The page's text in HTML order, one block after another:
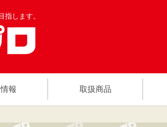
指します。
報 取扱商品